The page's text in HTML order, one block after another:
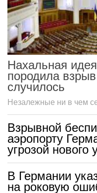
Нахальная
породила
случилось
Незалежные ни в чем
Взрывной
аэропорту
угрозой нового
В Германии
на роковую